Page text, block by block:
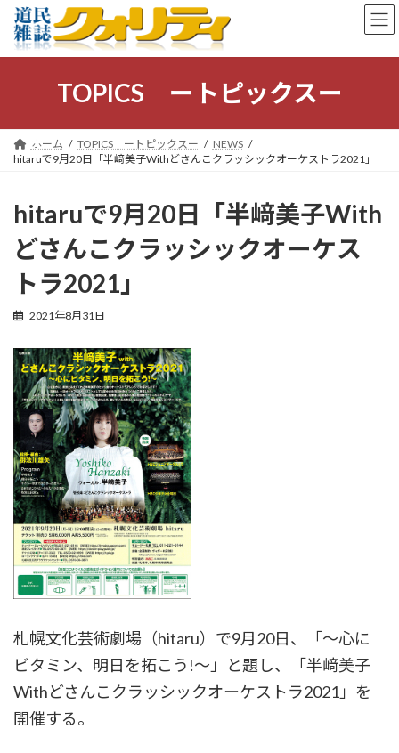
ン
キ
ー
に
TOPICS ートピックスー
ホーム TOPICS ートピックスー
NEWS
hitaruで9月20日「半﨑美子Withどさんこクラッシックオーケストラ2021」
hitaruで9月20日「半﨑美子With
どさんこクラッシックオーケス
トラ2021」
2021年8月31日
札幌文化芸術劇場（hitaru）で9月20日、「～心に
ビタミン、明日を拓こう!〜」と題し、「半﨑美子
Withどさんこクラッシックオーケストラ2021」を
開催する。